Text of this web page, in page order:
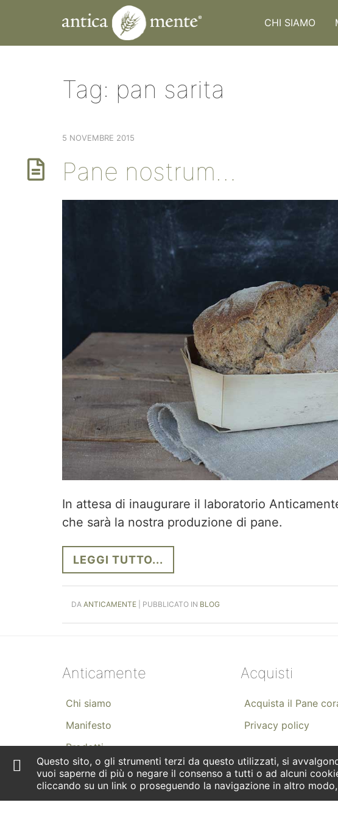
Questo sito, o gli strumenti terzi da questo utilizzati, si
vuoi saperne di più o negare il consenso a tutti o ad alcuni
cliccando su un link o proseguendo la navigazione in altro
CHI SIAMO
Tag: pan sarita
5 NOVEMBRE 2015
Pane nostrum…
In attesa di inaugurare il laboratorio
che sarà la nostra produzione di pane.
LEGGI TUTTO...
DA ANTICAMENTE | PUBBLICATO IN BLOG
Anticamente
Chi siamo
Manifesto
Prodotti
Consulenze
Guida alla Transizione
Acquisti
Acquista il Pane
Privacy policy